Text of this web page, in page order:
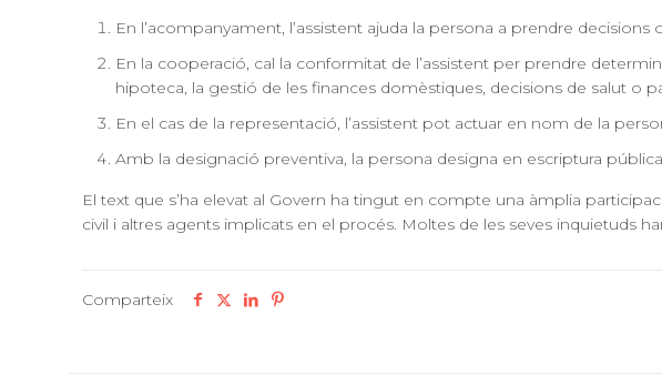
En l’acompanyament, l’assistent ajuda la persona a prendre
En la cooperació, cal la conformitat de l’assistent per prendre
hipoteca, la gestió de les finances domèstiques, decisions de salut o
En el cas de la representació, l’assistent pot actuar en nom de la
Amb la designació preventiva, la persona designa en escriptura
El text que s’ha elevat al Govern ha tingut en compte una àmplia
civil i altres agents implicats en el procés. Moltes de les seves inquietuds
Comparteix